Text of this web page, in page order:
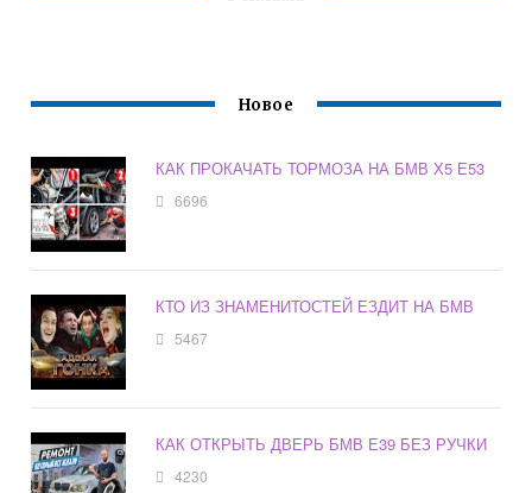
Новое
КАК ПРОКАЧАТЬ ТОРМОЗА НА БМВ Х5 Е53
6696
КТО ИЗ ЗНАМЕНИТОСТЕЙ ЕЗДИТ НА БМВ
5467
КАК ОТКРЫТЬ ДВЕРЬ БМВ Е39 БЕЗ РУЧКИ
4230